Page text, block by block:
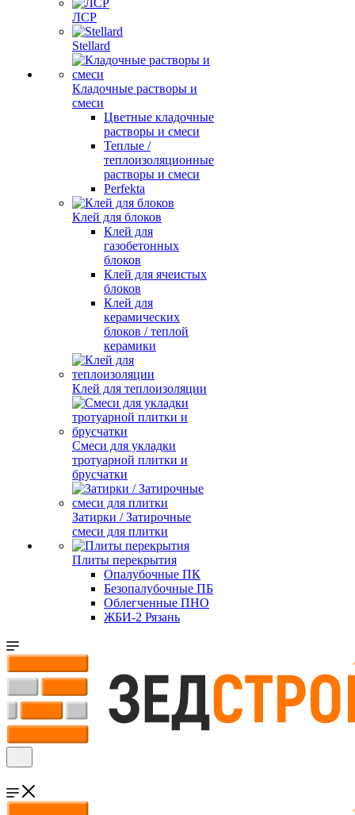
ЛСР
Stellard
Кладочные растворы и
смеси
Цветные кладочные
растворы и смеси
Теплые /
теплоизоляционные
растворы и смеси
Perfekta
Клей для блоков
Клей для
газобетонных
блоков
Клей для ячеистых
блоков
Клей для
керамических
блоков / теплой
керамики
Клей для теплоизоляции
Смеси для укладки
тротуарной плитки и
брусчатки
Затирки / Затирочные
смеси для плитки
Плиты перекрытия
Опалубочные ПК
Безопалубочные ПБ
Облегченные ПНО
ЖБИ-2 Рязань